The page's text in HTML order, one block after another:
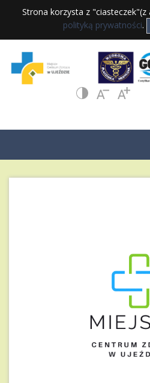
Strona korzysta z
polityką prywatności.